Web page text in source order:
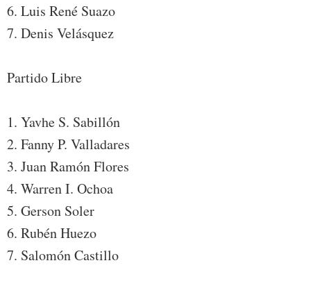
6. Luis René Suazo
7. Denis Velásquez
Partido Libre
1. Yavhe S. Sabillón
2. Fanny P. Valladares
3. Juan Ramón Flores
4. Warren I. Ochoa
5. Gerson Soler
6. Rubén Huezo
7. Salomón Castillo